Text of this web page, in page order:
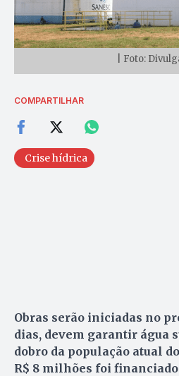
| Foto:
COMPARTILHAR
Crise hídrica
Obras serão iniciadas no
dias, devem garantir água
dobro da população atual
R$ 8 milhões foi